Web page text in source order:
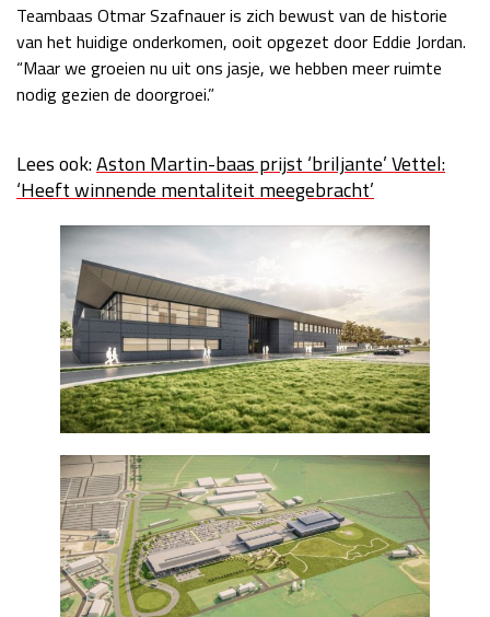
Race
zo 17:00 - 19:00
Teambaas Otmar Szafnauer is zich bewust van de historie
van het huidige onderkomen, ooit opgezet door Eddie Jordan.
“Maar we groeien nu uit ons jasje, we hebben meer ruimte
nodig gezien de doorgroei.”
Lees ook:Aston Martin-baas prijst ‘briljante’ Vettel:
‘Heeft winnende mentaliteit meegebracht’